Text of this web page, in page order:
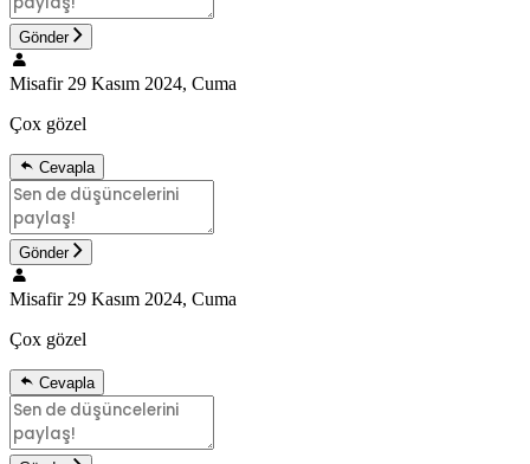
Gönder
Misafir 29 Kasım 2024, Cuma
Çox gözel
Cevapla
Gönder
Misafir 29 Kasım 2024, Cuma
Çox gözel
Cevapla